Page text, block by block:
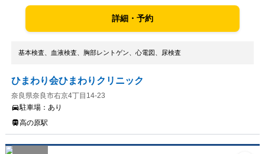
詳細・予約
基本検査、血液検査、胸部レントゲン、心電図、尿検査
ひまわり会ひまわりクリニック
奈良県奈良市右京4丁目14-23
駐車場： あり
高の原駅